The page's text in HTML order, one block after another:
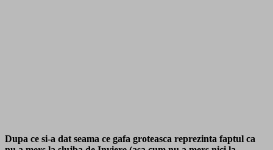
Dupa ce si-a dat seama ce gafa groteasca reprezinta faptul ca